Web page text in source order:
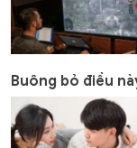
Buông bỏ điều